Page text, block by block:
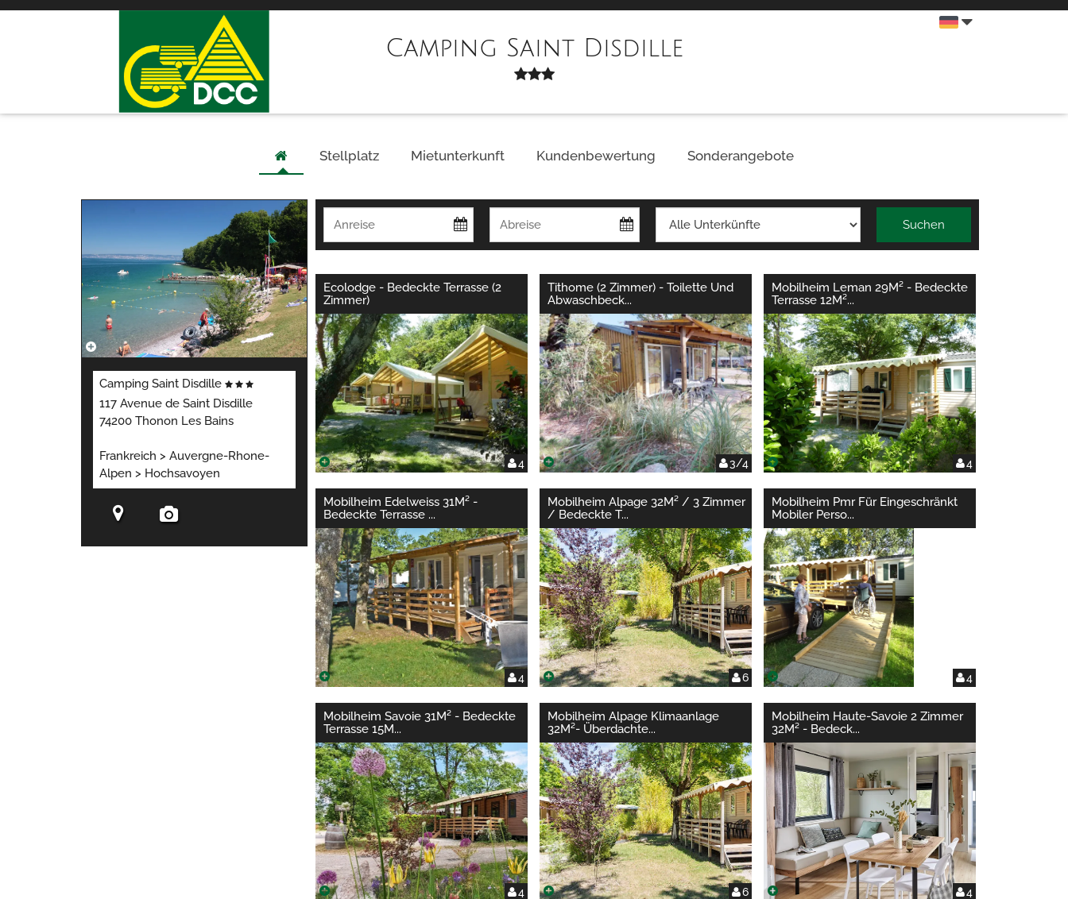
Camping Saint Disdille
Stellplatz Mietunterkunft Kundenbewertung Sonderangebote
Camping Saint Disdille
117 Avenue de Saint Disdille
74200 Thonon Les Bains
Frankreich > Auvergne-Rhone-
Alpen > Hochsavoyen
Suchen
4
Ecolodge - Bedeckte Terrasse (2
Zimmer)
3/4
Tithome (2 Zimmer) - Toilette Und
Abwaschbeck...
4
Mobilheim Leman 29M² - Bedeckte
Terrasse 12M²...
4
Mobilheim Edelweiss 31M² -
Bedeckte Terrasse ...
6
Mobilheim Alpage 32M² / 3 Zimmer
/ Bedeckte T...
4
Mobilheim Pmr Für Eingeschränkt
Mobiler Perso...
4
Mobilheim Savoie 31M² - Bedeckte
Terrasse 15M...
6
Mobilheim Alpage Klimaanlage
32M²- Überdachte...
4
Mobilheim Haute-Savoie 2 Zimmer
32M² - Bedeck...